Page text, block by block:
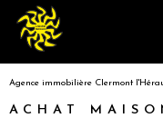
Agence immobilière Clermont
ACHAT